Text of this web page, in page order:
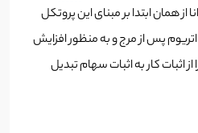
از همان ابتدا بر مبنای این پروتکل
پس از مرج و به منظور افزایش
اثبات کار به اثبات سهام تبدیل